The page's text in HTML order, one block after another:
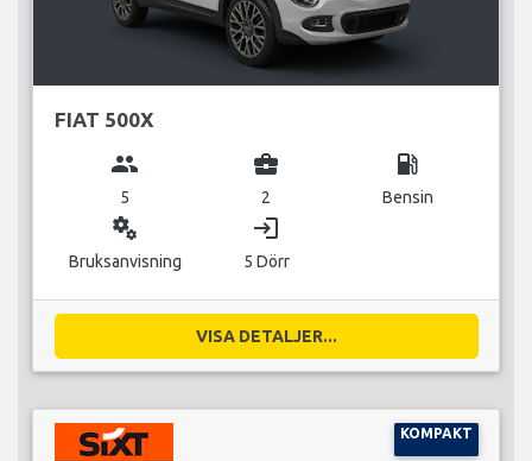
FIAT 500X
group
5
business_center
2
local_gas_station
Bensin
miscellaneous_services
Bruksanvisning
login
5 Dörr
VISA DETALJER...
KOMPAKT